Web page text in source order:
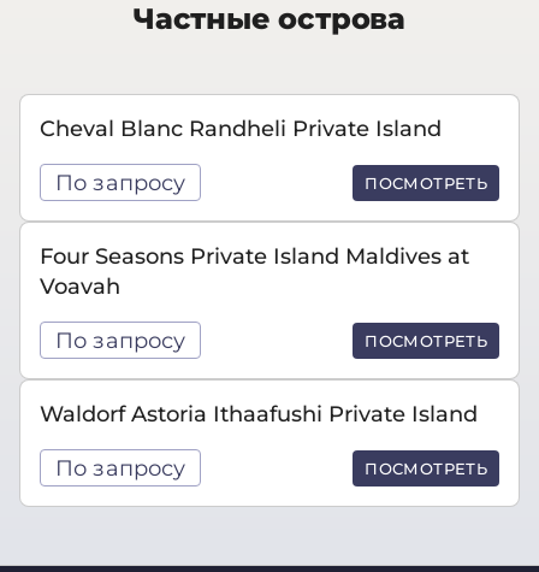
Частные острова
Cheval Blanc Randheli Private Island
По запросу ПОСМОТРЕТЬ
Four Seasons Private Island Maldives at
Voavah
По запросу ПОСМОТРЕТЬ
Waldorf Astoria Ithaafushi Private Island
По запросу ПОСМОТРЕТЬ